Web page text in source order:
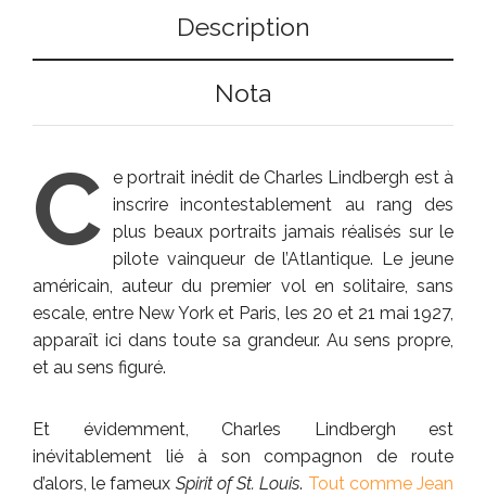
Description
Nota
C e portrait inédit de Charles Lindbergh est à
inscrire incontestablement au rang des
plus beaux portraits jamais réalisés sur le
pilote vainqueur de l’Atlantique. Le jeune
américain, auteur du premier vol en solitaire, sans
escale, entre New York et Paris, les 20 et 21 mai 1927,
apparaît ici dans toute sa grandeur. Au sens propre,
et au sens figuré.
Et évidemment, Charles Lindbergh est
inévitablement lié à son compagnon de route
d’alors, le fameux Spirit of St. Louis. Tout comme Jean